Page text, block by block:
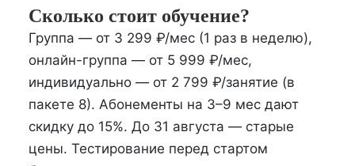
Сколько стоит обучение?
Группа — от 3 299 ₽/мес (1 раз в неделю),
онлайн-группа — от 5 999 ₽/мес,
индивидуально — от 2 799 ₽/занятие (в
пакете 8). Абонементы на 3–9 мес дают
скидку до 15%. До 31 августа — старые
цены. Тестирование перед стартом